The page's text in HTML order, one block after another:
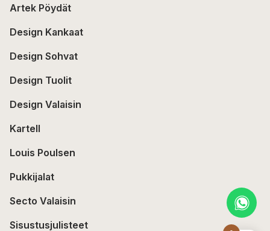
Artek Pöydät
Design Kankaat
Design Sohvat
Design Tuolit
Design Valaisin
Kartell
Louis Poulsen
Pukkijalat
Secto Valaisin
Sisustusjulisteet